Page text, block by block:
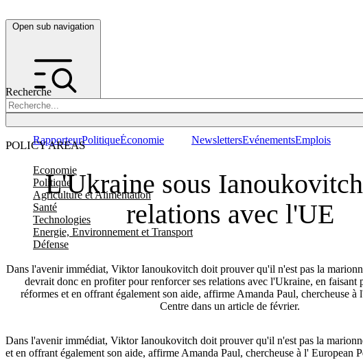
Open sub navigation
Recherche
POLICY AREAS
Economie
Politique
Agriculture et Alimentation
Santé
Technologies
Energie, Environnement et Transport
Défense
RapporteurPolitiqueÉconomie NewslettersEvénementsEmplois
L'Ukraine sous
relations avec l'UE
Dans l'avenir immédiat, Viktor Ianoukovitch doit prouver qu'il n'est pas la
devrait donc en profiter pour renforcer ses relations avec l'Ukraine, en faisant
réformes et en offrant également son aide, affirme Amanda Paul, chercheuse à
Centre dans un article de février.
Dans l'avenir immédiat, Viktor Ianoukovitch doit prouver qu'il n'est pas la
et en offrant également son aide, affirme Amanda Paul, chercheuse à l' European